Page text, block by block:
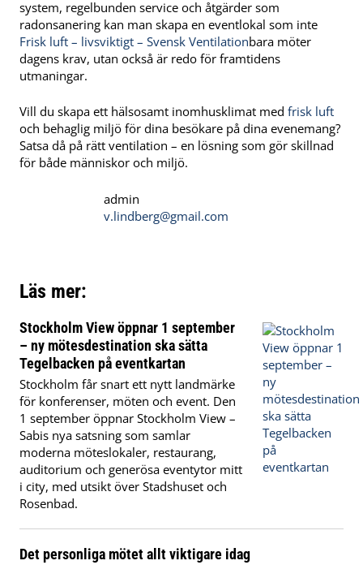
system, regelbunden service och åtgärder som
radonsanering kan man skapa en eventlokal som inte
Frisk luft – livsviktigt – Svensk Ventilationbara möter
dagens krav, utan också är redo för framtidens
utmaningar.
Vill du skapa ett hälsosamt inomhusklimat med frisk luft
och behaglig miljö för dina besökare på dina evenemang?
Satsa då på rätt ventilation – en lösning som gör skillnad
för både människor och miljö.
admin
v.lindberg@gmail.com
Läs mer:
Stockholm View öppnar 1 september
– ny mötesdestination ska sätta
Tegelbacken på eventkartan
Stockholm får snart ett nytt landmärke
för konferenser, möten och event. Den
1 september öppnar Stockholm View –
Sabis nya satsning som samlar
moderna möteslokaler, restaurang,
auditorium och generösa eventytor mitt
i city, med utsikt över Stadshuset och
Rosenbad.
Det personliga mötet allt viktigare idag